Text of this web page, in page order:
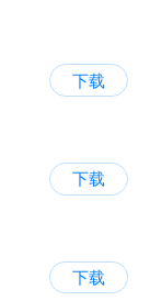
下载
下载
下载